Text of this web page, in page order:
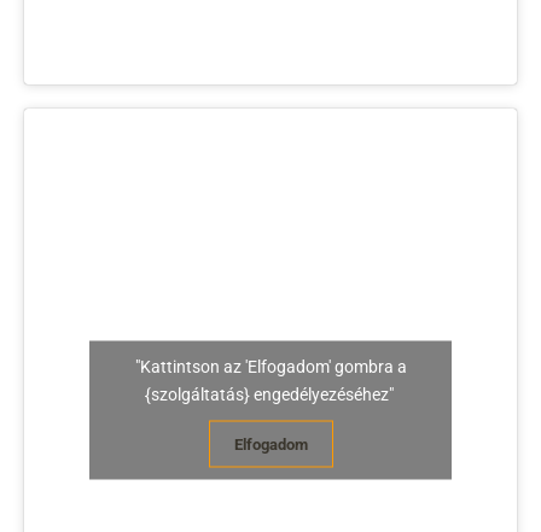
"Kattintson az 'Elfogadom' gombra a
{szolgáltatás} engedélyezéséhez"
Elfogadom